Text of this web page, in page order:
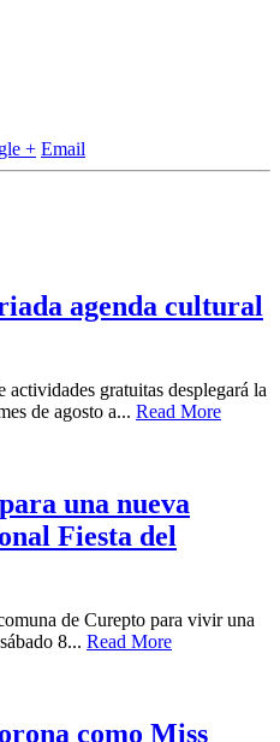
+ Email
agenda cultural
gratuitas desplegará la
de agosto a... Read More
una nueva
Fiesta del
de Curepto para vivir una
8... Read More
como Miss